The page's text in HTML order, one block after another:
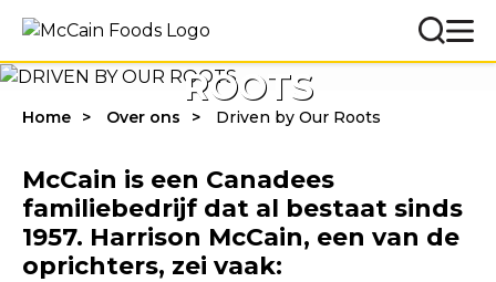
DRIVEN BY OUR
ROOTS
Home Over ons Driven by Our Roots
McCain is een Canadees
familiebedrijf dat al bestaat sinds
1957. Harrison McCain, een van de
oprichters, zei vaak: